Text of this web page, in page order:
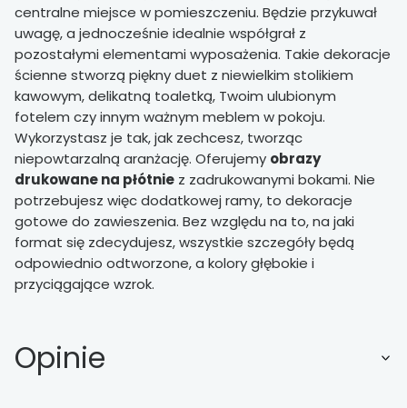
centralne miejsce w pomieszczeniu. Będzie przykuwał
uwagę, a jednocześnie idealnie współgrał z
pozostałymi elementami wyposażenia. Takie dekoracje
ścienne stworzą piękny duet z niewielkim stolikiem
kawowym, delikatną toaletką, Twoim ulubionym
fotelem czy innym ważnym meblem w pokoju.
Wykorzystasz je tak, jak zechcesz, tworząc
niepowtarzalną aranżację. Oferujemy obrazy
drukowane na płótnie z zadrukowanymi bokami. Nie
potrzebujesz więc dodatkowej ramy, to dekoracje
gotowe do zawieszenia. Bez względu na to, na jaki
format się zdecydujesz, wszystkie szczegóły będą
odpowiednio odtworzone, a kolory głębokie i
przyciągające wzrok.
Opinie